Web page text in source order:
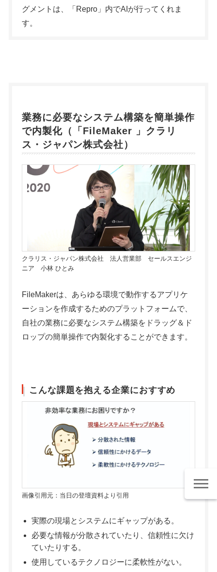
グメントは、「Repro」内でAIが行ってくれま
す。
業務に必要なシステム構築を簡単操作
で内製化（「 FileMaker 」クラリ
ス・ジャパン株式会社）
クラリス・ジャパン株式会社 法人営業部 セールスエンジ
ニア 小林 ひとみ
FileMakerは、あらゆる環境で動作するアプリケ
ーションを作成するためのプラットフォームで、
自社の業務に必要なシステム構築をドラッグ＆ド
ロップの簡単操作で内製化することができます。
こんな課題を抱える企業におすすめ
画像引用元：当日の登壇資料より引用
実際の現場とシステムにギャップがある。
必要な情報が分散されていたり、信頼性に欠け
ていたりする。
使用しているテクノロジーに柔軟性がない。